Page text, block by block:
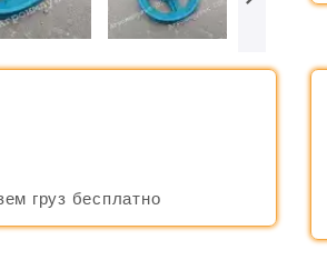
груз бесплатно